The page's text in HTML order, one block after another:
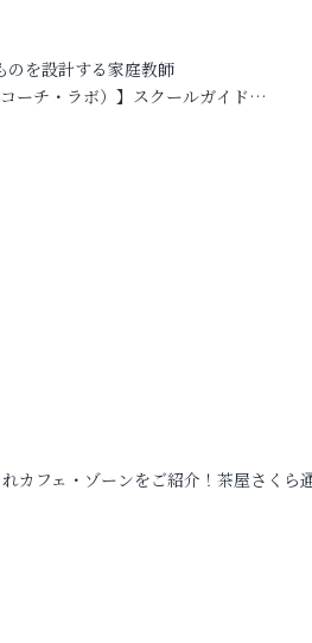
のを設計する家庭教師
ーチ・ラボ）】スクールガイド…
カフェ・ゾーンをご紹介！茶屋さくら